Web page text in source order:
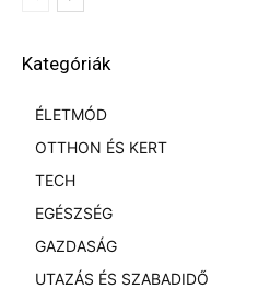
Kategóriák
ÉLETMÓD
OTTHON ÉS KERT
TECH
EGÉSZSÉG
GAZDASÁG
UTAZÁS ÉS SZABADIDŐ